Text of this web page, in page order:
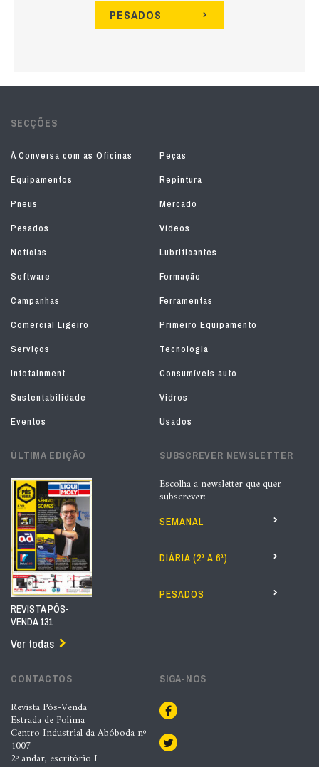
PESADOS
SECÇÕES
À Conversa com as Oficinas
Peças
Equipamentos
Repintura
Pneus
Mercado
Pesados
Vídeos
Notícias
Lubrificantes
Software
Formação
Campanhas
Ferramentas
Comercial Ligeiro
Primeiro Equipamento
Serviços
Tecnologia
Infotainment
Consumíveis auto
Sustentabilidade
Vidros
Eventos
Usados
ÚLTIMA EDIÇÃO
REVISTA PÓS-
VENDA 131
Ver todas
SUBSCREVER NEWSLETTER
Escolha a newsletter que quer
subscrever:
SEMANAL
DIÁRIA (2ª A 6ª)
PESADOS
CONTACTOS
Revista Pós-Venda
Estrada de Polima
Centro Industrial da Abóboda nº
1007
2º andar, escritório I
SIGA-NOS